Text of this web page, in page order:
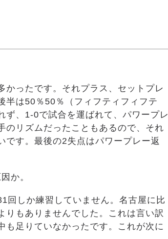
かったです。それプラス、セットプレ
半は50％50％（フィフティフィフテ
ず、1-0で試合を運ばれて、パワープレ
のリズムだったこともあるので、それ
です。最後の2失点はパワープレー返
か。
回しか練習していません。名古屋に比
りもありませんでした。これは言い訳
も足りていなかったです。これが次に